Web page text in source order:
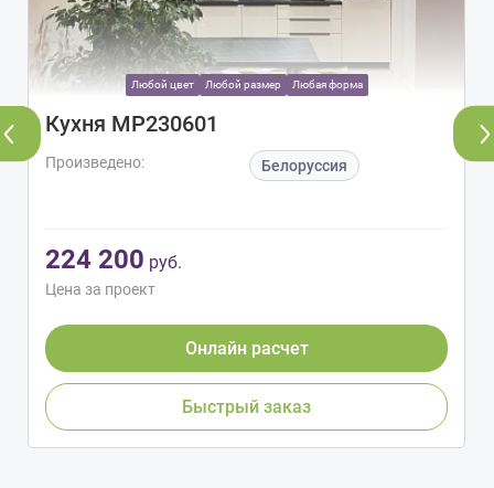
Любой цвет Любой размер Любая форма
Кухня МР230601
Произведено: Белоруссия
224 200 руб.
Цена за проект
Онлайн расчет
Быстрый заказ